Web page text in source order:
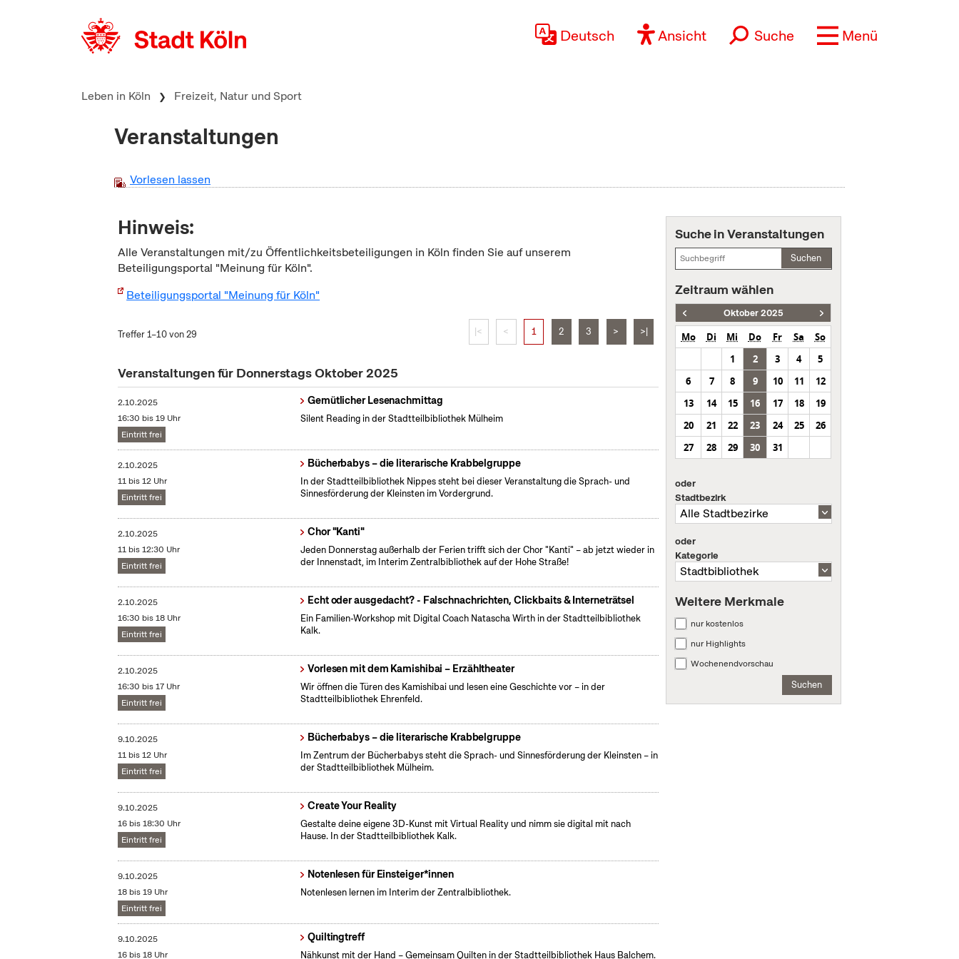
Deutsch Ansicht Suche Menü
Leben in Köln Freizeit, Natur und Sport
Veranstaltungen
Vorlesen lassen
Hinweis:
Alle Veranstaltungen mit/zu Öffentlichkeitsbeteiligungen in Köln finden Sie auf unserem
Beteiligungsportal "Meinung für Köln".
Beteiligungsportal "Meinung für Köln"
Treffer 1–10 von 29 |< < 1 2 3 > >|
Veranstaltungen für Donnerstags Oktober 2025
2.10.2025
16:30 bis 19 Uhr
Eintritt frei
Gemütlicher Lesenachmittag
Silent Reading in der Stadtteilbibliothek Mülheim
2.10.2025
11 bis 12 Uhr
Eintritt frei
Bücherbabys – die literarische Krabbelgruppe
In der Stadtteilbibliothek Nippes steht bei dieser Veranstaltung die Sprach- und
Sinnesförderung der Kleinsten im Vordergrund.
2.10.2025
11 bis 12:30 Uhr
Eintritt frei
Chor "Kanti"
Jeden Donnerstag außerhalb der Ferien trifft sich der Chor "Kanti" – ab jetzt wieder in
der Innenstadt, im Interim Zentralbibliothek auf der Hohe Straße!
2.10.2025
16:30 bis 18 Uhr
Eintritt frei
Echt oder ausgedacht? - Falschnachrichten, Clickbaits & Interneträtsel
Ein Familien-Workshop mit Digital Coach Natascha Wirth in der Stadtteilbibliothek
Kalk.
2.10.2025
16:30 bis 17 Uhr
Eintritt frei
Vorlesen mit dem Kamishibai – Erzähltheater
Wir öffnen die Türen des Kamishibai und lesen eine Geschichte vor – in der
Stadtteilbibliothek Ehrenfeld.
9.10.2025
11 bis 12 Uhr
Eintritt frei
Bücherbabys – die literarische Krabbelgruppe
Im Zentrum der Bücherbabys steht die Sprach- und Sinnesförderung der Kleinsten – in
der Stadtteilbibliothek Mülheim.
9.10.2025
16 bis 18:30 Uhr
Eintritt frei
Create Your Reality
​Gestalte deine eigene 3D-Kunst mit Virtual Reality und nimm sie digital mit nach
Hause. In der Stadtteilbibliothek Kalk.
9.10.2025
18 bis 19 Uhr
Eintritt frei
Notenlesen für Einsteiger*innen
Notenlesen lernen im Interim der Zentralbibliothek.
9.10.2025
16 bis 18 Uhr
Quiltingtreff
Nähkunst mit der Hand – Gemeinsam Quilten in der Stadtteilbibliothek Haus Balchem.
Suche in Veranstaltungen
Suchen
Zeitraum wählen
Oktober 2025
Mo Di Mi Do Fr Sa
So
1
2 3 4
5
6
7 8 9 10 11
12
13
14 15 16 17 18
19
20
21 22 23 24 25
26
27
28 29 30 31
oder
Stadtbezirk
oder
Kategorie
Weitere Merkmale
nur kostenlos
nur Highlights
Wochenendvorschau
Suchen